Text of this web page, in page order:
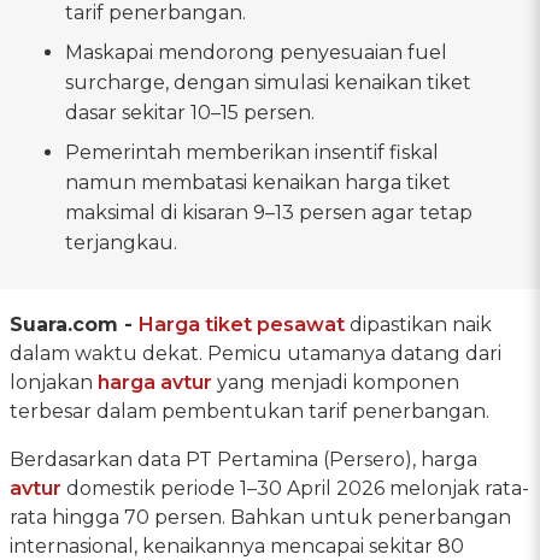
tarif penerbangan.
Maskapai mendorong penyesuaian fuel
surcharge, dengan simulasi kenaikan tiket
dasar sekitar 10–15 persen.
Pemerintah memberikan insentif fiskal
namun membatasi kenaikan harga tiket
maksimal di kisaran 9–13 persen agar tetap
terjangkau.
Suara.com - Harga tiket pesawat dipastikan naik
dalam waktu dekat. Pemicu utamanya datang dari
lonjakan harga avtur yang menjadi komponen
terbesar dalam pembentukan tarif penerbangan.
Berdasarkan data PT Pertamina (Persero), harga
avtur domestik periode 1–30 April 2026 melonjak rata-
rata hingga 70 persen. Bahkan untuk penerbangan
internasional, kenaikannya mencapai sekitar 80